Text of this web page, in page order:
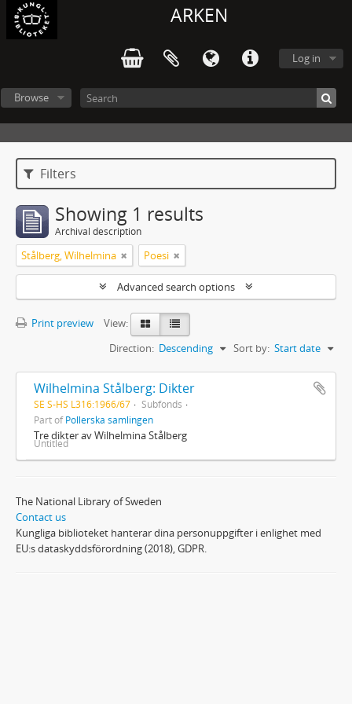
ARKEN
Log in
Browse
Filters
Showing 1 results
Archival description
Stålberg, Wilhelmina Poesi
Advanced search options
Print preview
View:
Sort by: Start date
Direction: Descending
Wilhelmina Stålberg: Dikter
SE S-HS L316:1966/67
Subfonds
Part ofPollerska samlingen
Tre dikter av Wilhelmina Stålberg
Untitled
The National Library of Sweden
Contact us
Kungliga biblioteket hanterar dina personuppgifter i enlighet med
EU:s dataskyddsförordning (2018), GDPR.